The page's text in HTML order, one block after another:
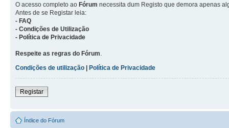
O acesso completo ao Fórum necessita dum Registo que demora apenas
Antes de se Registar leia:
- FAQ
- Condições de Utilização
- Política de Privacidade
Respeite as regras do Fórum
Condições de utilização | Política de Privacidade
Registar
Índice do Fórum